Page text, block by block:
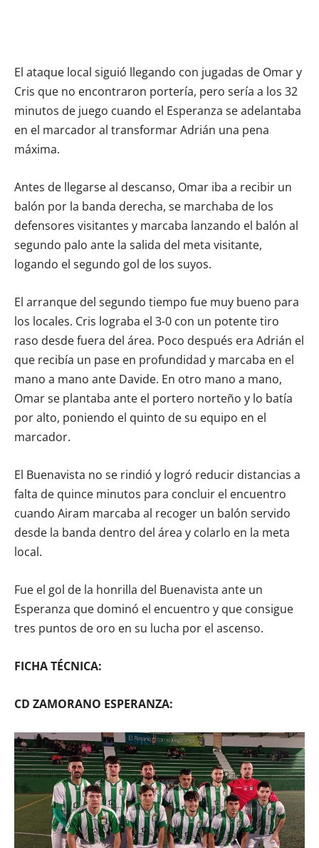
El ataque local siguió llegando con jugadas de Omar y
Cris que no encontraron portería, pero sería a los 32
minutos de juego cuando el Esperanza se adelantaba
en el marcador al transformar Adrián una pena
máxima.
Antes de llegarse al descanso, Omar iba a recibir un
balón por la banda derecha, se marchaba de los
defensores visitantes y marcaba lanzando el balón al
segundo palo ante la salida del meta visitante,
logando el segundo gol de los suyos.
El arranque del segundo tiempo fue muy bueno para
los locales. Cris lograba el 3-0 con un potente tiro
raso desde fuera del área. Poco después era Adrián el
que recibía un pase en profundidad y marcaba en el
mano a mano ante Davide. En otro mano a mano,
Omar se plantaba ante el portero norteño y lo batía
por alto, poniendo el quinto de su equipo en el
marcador.
El Buenavista no se rindió y logró reducir distancias a
falta de quince minutos para concluir el encuentro
cuando Airam marcaba al recoger un balón servido
desde la banda dentro del área y colarlo en la meta
local.
Fue el gol de la honrilla del Buenavista ante un
Esperanza que dominó el encuentro y que consigue
tres puntos de oro en su lucha por el ascenso.
FICHA TÉCNICA:
CD ZAMORANO ESPERANZA: